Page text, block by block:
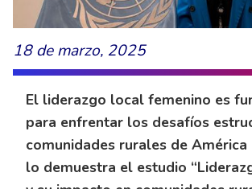
18 de marzo, 2025
El liderazgo local femenino es
para enfrentar los desafíos
comunidades rurales de América
lo demuestra el estudio